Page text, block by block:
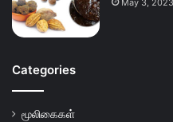
May 3, 2023
Categories
மூலிகைகள்